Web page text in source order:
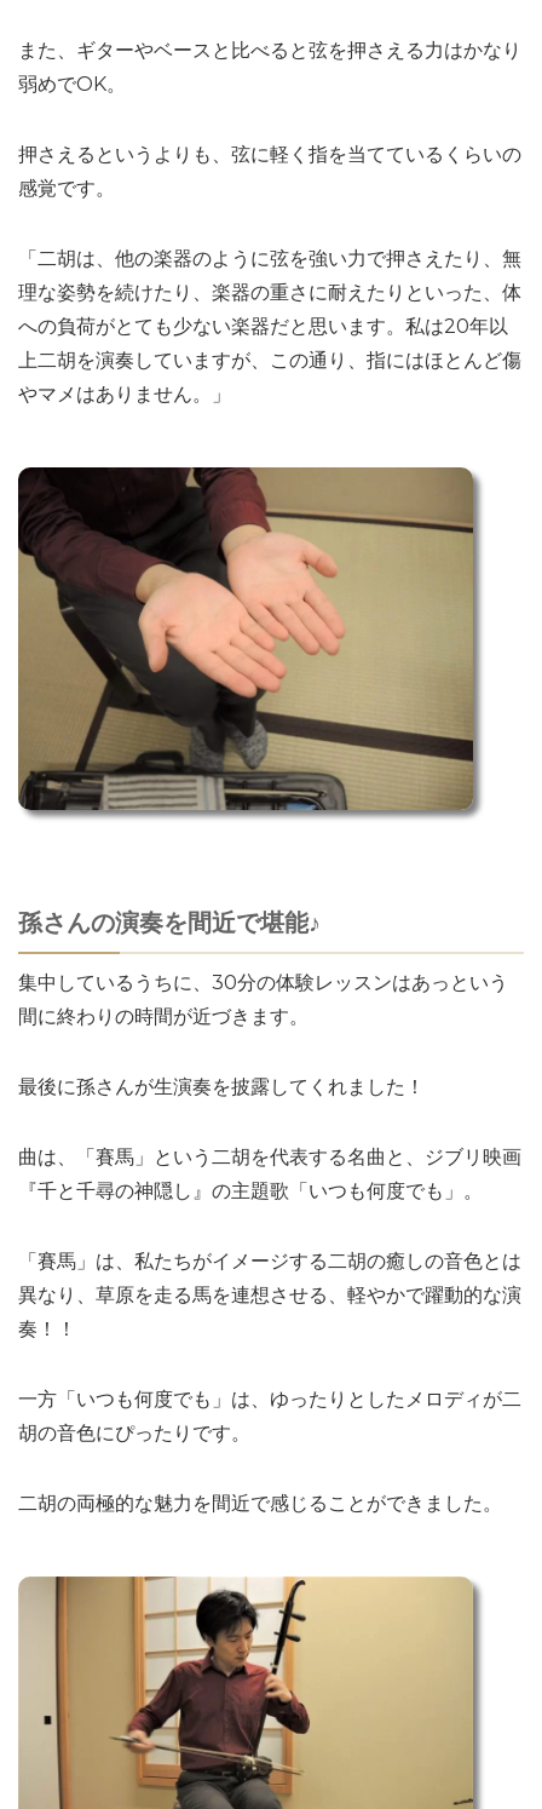
また、ギターやベースと比べると弦を押さえる力はかなり
弱めでOK。
押さえるというよりも、弦に軽く指を当てているくらいの
感覚です。
「二胡は、他の楽器のように弦を強い力で押さえたり、無
理な姿勢を続けたり、楽器の重さに耐えたりといった、体
への負荷がとても少ない楽器だと思います。私は20年以
上二胡を演奏していますが、この通り、指にはほとんど傷
やマメはありません。」
孫さんの演奏を間近で堪能♪
集中しているうちに、30分の体験レッスンはあっという
間に終わりの時間が近づきます。
最後に孫さんが生演奏を披露してくれました！
曲は、「賽馬」という二胡を代表する名曲と、ジブリ映画
『千と千尋の神隠し』の主題歌「いつも何度でも」。
「賽馬」は、私たちがイメージする二胡の癒しの音色とは
異なり、草原を走る馬を連想させる、軽やかで躍動的な演
奏！！
一方「いつも何度でも」は、ゆったりとしたメロディが二
胡の音色にぴったりです。
二胡の両極的な魅力を間近で感じることができました。